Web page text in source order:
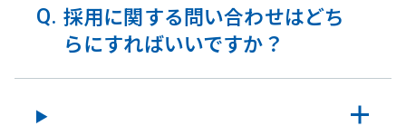
採用に関する問い合わせはどち
らにすればいいですか？